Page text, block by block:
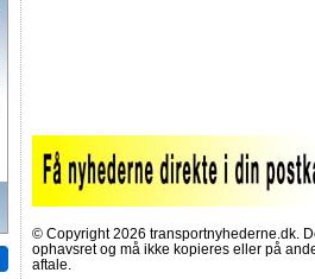
© Copyright 2026 transportnyhederne.dk.
ophavsret og må ikke kopieres eller på
aftale.